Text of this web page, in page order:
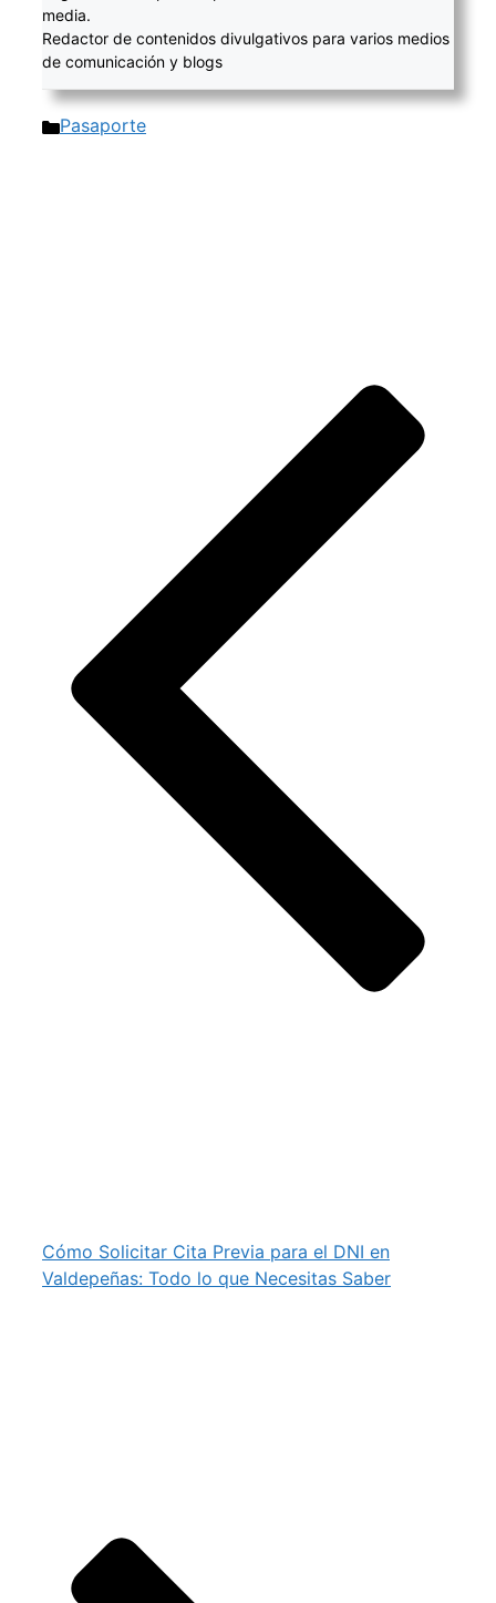
media.
Redactor de contenidos divulgativos para varios medios
de comunicación y blogs
Categorías
Pasaporte
Cómo Solicitar Cita Previa para el DNI en
Valdepeñas: Todo lo que Necesitas Saber